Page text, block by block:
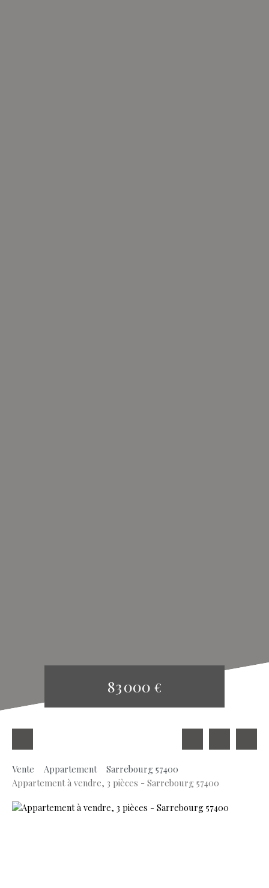
83 000 €
Vente Appartement
Sarrebourg 57400
Appartement à vendre, 3 pièces - Sarrebourg 57400